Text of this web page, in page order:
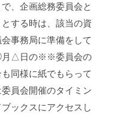
、企画総務委員会と
する時は、該当の資
事務局に準備をして
月△日の※※委員会の
同様に紙でもらって
員会開催のタイミン
ックスにアクセスし